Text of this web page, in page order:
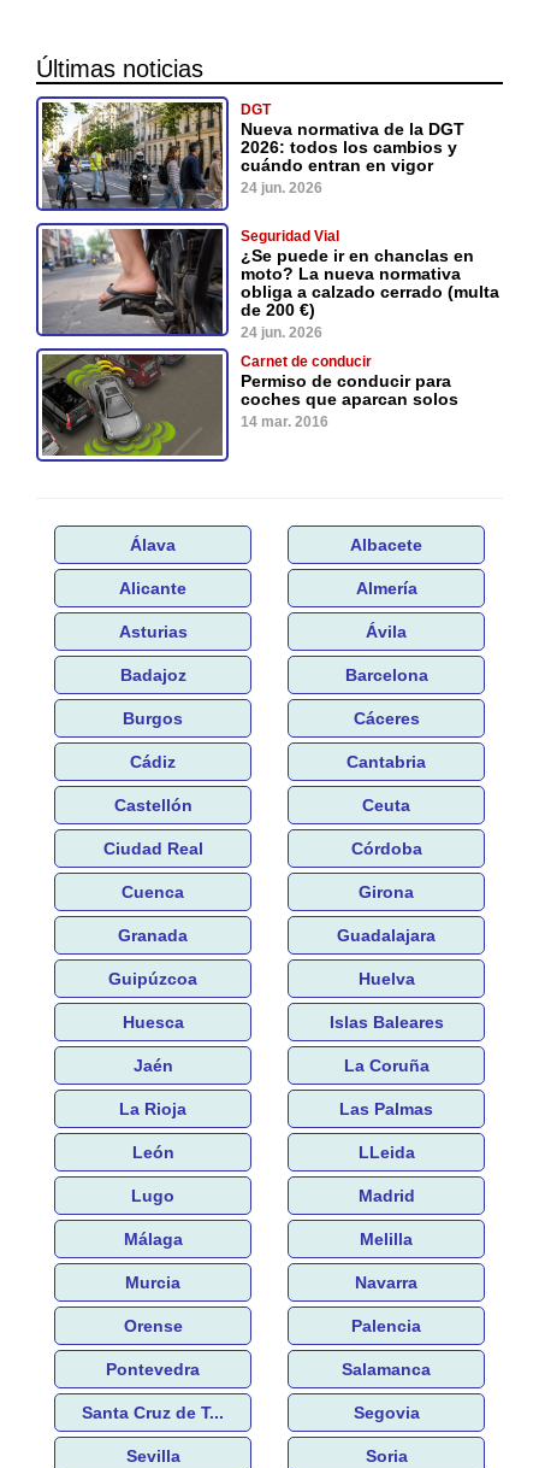
Últimas noticias
DGT
Nueva normativa de la DGT
2026: todos los cambios y
cuándo entran en vigor
24 jun. 2026
Seguridad Vial
¿Se puede ir en chanclas en
moto? La nueva normativa
obliga a calzado cerrado (multa
de 200 €)
24 jun. 2026
Carnet de conducir
Permiso de conducir para
coches que aparcan solos
14 mar. 2016
Álava Albacete
Alicante Almería
Asturias Ávila
Badajoz Barcelona
Burgos Cáceres
Cádiz Cantabria
Castellón Ceuta
Ciudad Real Córdoba
Cuenca Girona
Granada Guadalajara
Guipúzcoa Huelva
Huesca Islas Baleares
Jaén La Coruña
La Rioja Las Palmas
León LLeida
Lugo Madrid
Málaga Melilla
Murcia Navarra
Orense Palencia
Pontevedra Salamanca
Santa Cruz de T... Segovia
Sevilla Soria